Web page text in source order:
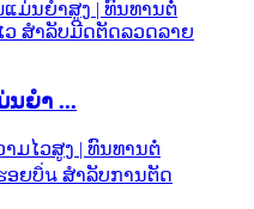
ນຍໍາ ...